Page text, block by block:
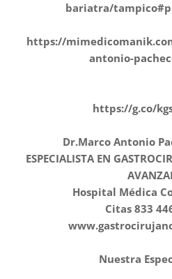
bariatra/
https://
antonio-
https://g.co/
Dr.Marco Antonio
ESPECIALISTA EN
Hospital Médica
Citas 833
Nuestra